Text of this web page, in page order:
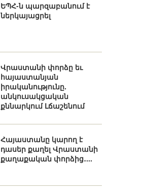
ԵՊՀ-ն պարզաբանում է
ներկայացրել
Վրաստանի փորձը եւ
հայաստանյան
իրականությունը.
անկուսակցական
քննարկում Լճաշենում
Հայաստանը կարող է
դասեր քաղել Վրաստանի
քաղաքական փորձից․...